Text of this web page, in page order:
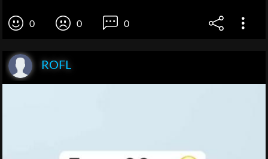
0 0 0
ROFL